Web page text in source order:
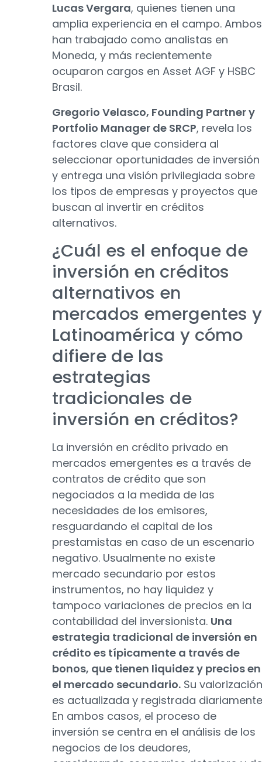
Lucas Vergara, quienes tienen una
amplia experiencia en el campo. Ambos
han trabajado como analistas en
Moneda, y más recientemente
ocuparon cargos en Asset AGF y HSBC
Brasil.
Gregorio Velasco, Founding Partner y
Portfolio Manager de SRCP, revela los
factores clave que considera al
seleccionar oportunidades de inversión
y entrega una visión privilegiada sobre
los tipos de empresas y proyectos que
buscan al invertir en créditos
alternativos.
¿Cuál es el enfoque de
inversión en créditos
alternativos en
mercados emergentes y
Latinoamérica y cómo
difiere de las
estrategias
tradicionales de
inversión en créditos?
La inversión en crédito privado en
mercados emergentes es a través de
contratos de crédito que son
negociados a la medida de las
necesidades de los emisores,
resguardando el capital de los
prestamistas en caso de un escenario
negativo. Usualmente no existe
mercado secundario por estos
instrumentos, no hay liquidez y
tampoco variaciones de precios en la
contabilidad del inversionista. Una
estrategia tradicional de inversión en
crédito es típicamente a través de
bonos, que tienen liquidez y precios en
el mercado secundario. Su valorización
es actualizada y registrada
En ambos casos, el proceso de
inversión se centra en el análisis de los
negocios de los deudores,